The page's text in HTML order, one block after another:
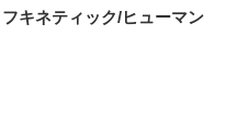
キネティック/ヒューマン